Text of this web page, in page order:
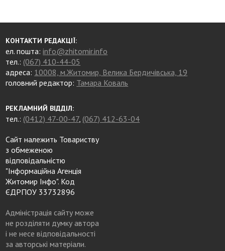
КОНТАКТИ РЕДАКЦІЇ:
ел. пошта:info@zhitomir.info
тел.: (067) 410-44-05
адреса: 10008, м.Житомир, Велика Бердичівська, 19
головний редактор: Тамара Коваль
РЕКЛАМНИЙ ВІДДІЛ:
тел.: (0412) 47-00-47, (067) 412-63-04
Сайт належить Товариству
з обмеженою
відповідальністю
"Інформаційна Агенція
Житомир Інфо". Код
ЄДРПОУ 33732896
Адміністрація сайту може
не розділяти думку автора
і не несе відповідальності
за авторські матеріали.